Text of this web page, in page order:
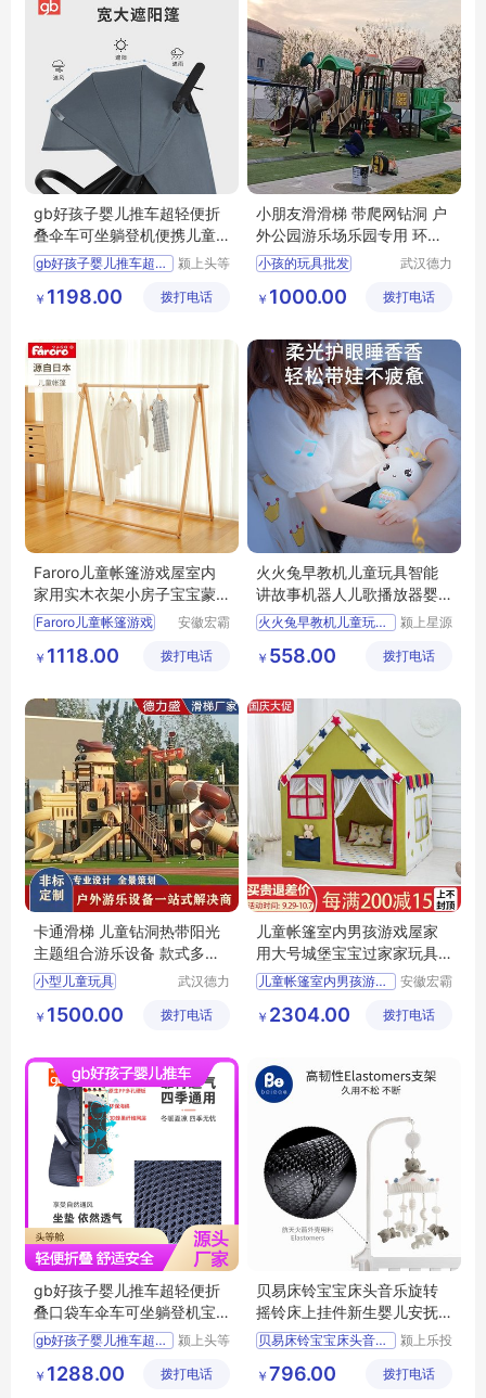
gb好孩子婴儿推车超轻便折
叠伞车可坐躺登机便携儿童
推车宝宝推车
gb好孩子婴儿推车超轻便
颍上头等
展有限公
￥ 1198.00 拨打电话
小朋友滑滑梯 带爬网钻洞 户
外公园游乐场乐园专用 环保
耐用 德力盛M8
小孩的玩具批发
幼儿园室外玩具
小孩玩具批发
武汉德力
备有限公
￥ 1000.00 拨打电话
Faroro儿童帐篷游戏屋室内
家用实木衣架小房子宝宝蒙
古包玩具屋
Faroro儿童帐篷游戏
安徽宏霸
有限公司
￥ 1118.00 拨打电话
火火兔早教机儿童玩具智能
讲故事机器人儿歌播放器婴
儿启蒙益智
火火兔早教机儿童玩具智能
颍上星源
有限公司
￥ 558.00 拨打电话
卡通滑梯 儿童钻洞热带阳光
主题组合游乐设备 款式多样
德力盛M16
小型儿童玩具
幼儿园玩具
动物造型儿童玩具
武汉德力
备有限公
￥ 1500.00 拨打电话
儿童帐篷室内男孩游戏屋家
用大号城堡宝宝过家家玩具
屋皇宫小房子
儿童帐篷室内男孩游戏屋家
安徽宏霸
有限公司
￥ 2304.00 拨打电话
gb好孩子婴儿推车超轻便折
叠口袋车伞车可坐躺登机宝
宝推车免安装
gb好孩子婴儿推车超轻便
颍上头等
展有限公
￥ 1288.00 拨打电话
贝易床铃宝宝床头音乐旋转
摇铃床上挂件新生婴儿安抚
玩具悬挂式
贝易床铃宝宝床头音乐旋转
颍上乐投
有限公司
￥ 796.00 拨打电话